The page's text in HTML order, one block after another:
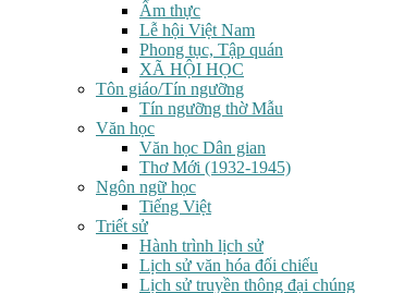
Ẩm thực
Lễ hội Việt Nam
Phong tục, Tập quán
XÃ HỘI HỌC
Tôn giáo/Tín ngưỡng
Tín ngưỡng thờ Mẫu
Văn học
Văn học Dân gian
Thơ Mới (1932-1945)
Ngôn ngữ học
Tiếng Việt
Triết sử
Hành trình lịch sử
Lịch sử văn hóa đối chiếu
Lịch sử truyền thông đại chúng